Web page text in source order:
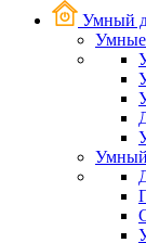
Умный
Умные